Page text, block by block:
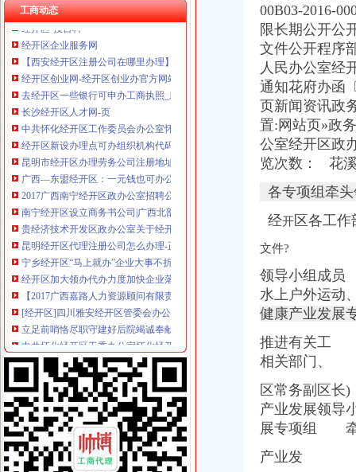
工商动态
经开区-搜百科
【西安经开区注册公司在哪里办理】价格,厂家,代理记帐-搜了网
经开区创业网-经开区创业办官方网站
去经开区一些银行可申办工商执照_新浪新闻
长沙经开区人才网-页
中共怀化经开区工作委员会办公室怀化经开区管理委员会办公室关于
经开区新设办理点可办组织机构代码-便民-南宁新闻网
昆明市经开区办理劳务公司注册地址食品公司注册-正然财税-【内蒙古
广西—东盟经开区：一元钱也可办公司_广西新闻联播|BBRTV北部湾
2017广西南宁经开区政办公室招聘公告【招1人】_中公网校
南宁经开区设立商务书公司|广西北部湾网
贵经济技术开发区政办公室关于经开区大数据产业发展工作领导小
昆明经开区代理注册公司怎么办理-正然财税
宁乡经开区“马上就办”企业大事不折腾小事不出门_新浪新闻
经开区加大领办代办力度加快企业落地手续审批流程_搜狐财经_搜狐网
【2017广西嘉路人力资源顾问有限责任公司招聘经开区岗位1名公告（
[经开区]四川雅安经开区管委会办公室办公设备采购项目（经直购-
立足前哨恪尽职守建好后院竭诚奉献|经开区综合办公室组织进行集体
中共怀化经开区工委办公室怀化经开区管委会办公室关于加怀化经
经开区园区办——为园区企业职工子女解决入学问题
格力电器（合肥）有限公司经开区办事处2017新招聘信息_电话_地
（受理）暂定资质新办（重庆经开区开发投资集团有限责任公司）办事
宁乡经开区：“马上就办”造高效服务平台_园区频道_红网
花溪区人民公众信息网·文件·区人民办公室经开区政
西安经开区金融办领导一行莅临人众金服考察调研_搜狐财经_搜狐网
韩国EXAX公司投资3000万元在绵经开区办企业-城市城际成都
经开区园区办：为园区企业职工子女解决入学问题_区县联播_贵网
00B03-2016-
限长期公开公
文件公开程序
人民办公室经
通知花府办函
页新闻资讯政
置:网站页»政
公室经开区政
览次数：
花
各专项组牵
经开区各工
文件?
领导小组成
水上户外运
健康产业发
推进有关工
相关部门、
区常务副区
产业发展领
展专项组 牵
产业发